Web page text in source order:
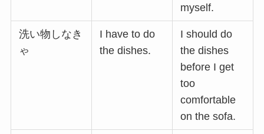
myself.
洗い物しなき
ゃ
I have to do
the dishes.
I should do
the dishes
before I get
too
comfortable
on the sofa.